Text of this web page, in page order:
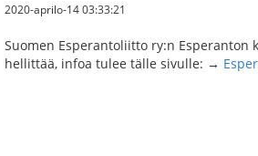
2020-aprilo-14 03:33:21
Suomen Esperantoliitto ry:n Esperanton
hellittää, infoa tulee tälle sivulle: →